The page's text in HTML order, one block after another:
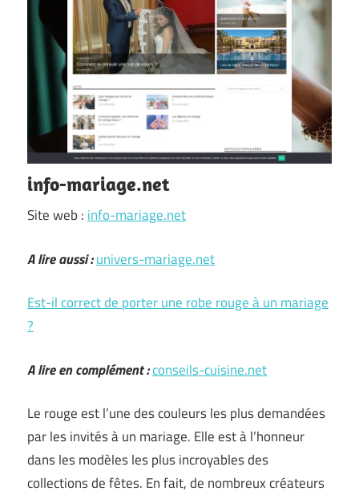
info-mariage.net
Site web : info-mariage.net
A lire aussi :univers-mariage.net
Est-il correct de porter une robe rouge à un mariage
?
A lire en complément :conseils-cuisine.net
Le rouge est l’une des couleurs les plus demandées
par les invités à un mariage. Elle est à l’honneur
dans les modèles les plus incroyables des
collections de fêtes. En fait, de nombreux créateurs